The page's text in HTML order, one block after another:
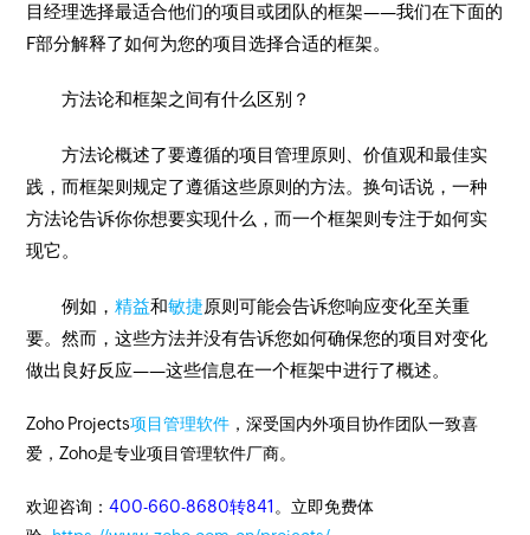
目经理选择最适合他们的项目或团队的框架——我们在下面的
F部分解释了如何为您的项目选择合适的框架。
方法论和框架之间有什么区别？
方法论概述了要遵循的项目管理原则、价值观和最佳实
践，而框架则规定了遵循这些原则的方法。换句话说，一种
方法论告诉你你想要实现什么，而一个框架则专注于如何实
现它。
例如，精益和敏捷原则可能会告诉您响应变化至关重
要。然而，这些方法并没有告诉您如何确保您的项目对变化
做出良好反应——这些信息在一个框架中进行了概述。
Zoho Projects项目管理软件 ，深受国内外项目协作团队一致喜
爱，Zoho是专业项目管理软件厂商。
欢迎咨询：400-660-8680转841 。立即免费体